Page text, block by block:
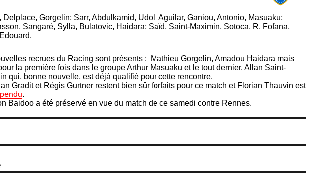
Delplace, Gorgelin; Sarr, Abdulkamid, Udol, Aguilar, Ganiou, Antonio, Masuaku;
Sangaré, Sylla, Bulatovic, Haidara; Saïd, Saint-Maximin, Sotoca, R. Fofana,
recrues du Racing sont présents : Mathieu Gorgelin, Amadou Haidara mais
la première fois dans le groupe Arthur Masuaku et le tout dernier, Allan Saint-
qui, bonne nouvelle, est déjà qualifié pour cette rencontre.
Gradit et Régis Gurtner restent bien sûr forfaits pour ce match et Florian Thauvin est
.
Baidoo a été préservé en vue du match de ce samedi contre Rennes.